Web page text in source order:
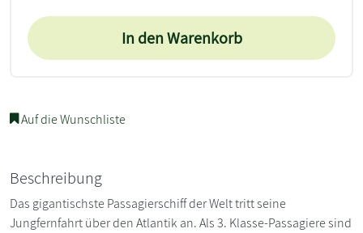
In den Warenkorb
Auf die Wunschliste
Beschreibung
Das gigantischste Passagierschiff der Welt tritt seine
Jungfernfahrt über den Atlantik an. Als 3. Klasse-Passagiere sind